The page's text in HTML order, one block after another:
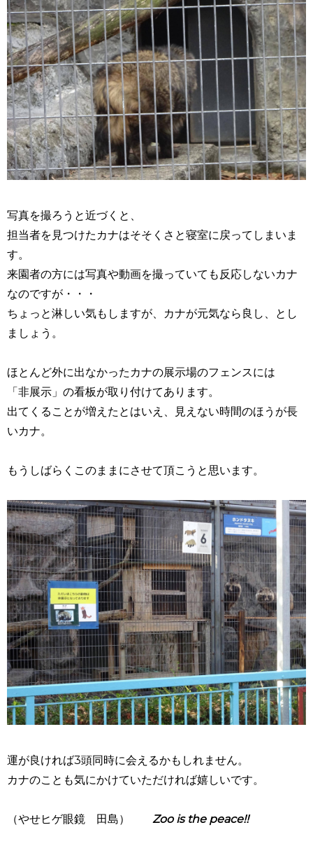
写真を撮ろうと近づくと、
担当者を見つけたカナはそそくさと寝室に戻ってしまいま
す。
来園者の方には写真や動画を撮っていても反応しないカナ
なのですが・・・
ちょっと淋しい気もしますが、カナが元気なら良し、とし
ましょう。
ほとんど外に出なかったカナの展示場のフェンスには
「非展示」の看板が取り付けてあります。
出てくることが増えたとはいえ、見えない時間のほうが長
いカナ。
もうしばらくこのままにさせて頂こうと思います。
運が良ければ3頭同時に会えるかもしれません。
カナのことも気にかけていただければ嬉しいです。
（やせヒゲ眼鏡 田島） Zoo is the peace!!